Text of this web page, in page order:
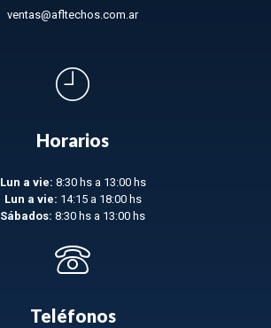
ventas@afltechos.com.ar
Horarios
Lun a vie: 8:30 hs a 13:00 hs
Lun a vie: 14:15 a 18:00 hs
Sábados: 8:30 hs a 13:00 hs
Teléfonos